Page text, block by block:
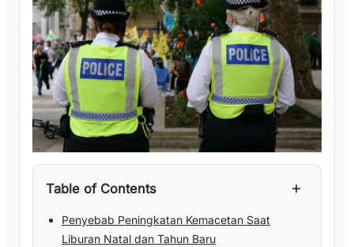
Table of Contents +
Penyebab Peningkatan Kemacetan Saat
Liburan Natal dan Tahun Baru